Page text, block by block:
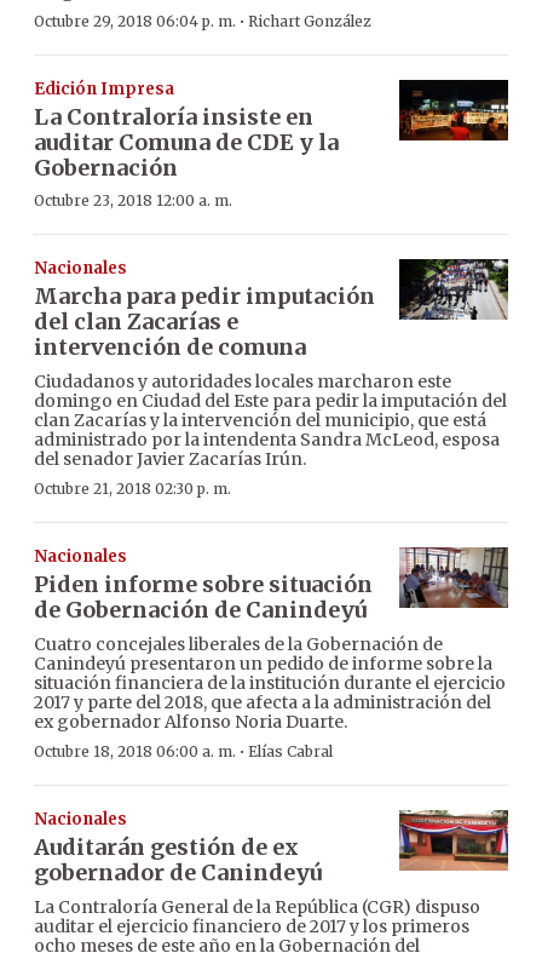
Octubre 29, 2018 06:04 p. m. · Richart González
Edición Impresa
La Contraloría insiste en
auditar Comuna de CDE y la
Gobernación
Octubre 23, 2018 12:00 a. m.
Nacionales
Marcha para pedir imputación
del clan Zacarías e
intervención de comuna
Ciudadanos y autoridades locales marcharon este
domingo en Ciudad del Este para pedir la imputación del
clan Zacarías y la intervención del municipio, que está
administrado por la intendenta Sandra McLeod, esposa
del senador Javier Zacarías Irún.
Octubre 21, 2018 02:30 p. m.
Nacionales
Piden informe sobre situación
de Gobernación de Canindeyú
Cuatro concejales liberales de la Gobernación de
Canindeyú presentaron un pedido de informe sobre la
situación financiera de la institución durante el ejercicio
2017 y parte del 2018, que afecta a la administración del
ex gobernador Alfonso Noria Duarte.
Octubre 18, 2018 06:00 a. m. · Elías Cabral
Nacionales
Auditarán gestión de ex
gobernador de Canindeyú
La Contraloría General de la República (CGR) dispuso
auditar el ejercicio financiero de 2017 y los primeros
ocho meses de este año en la Gobernación del